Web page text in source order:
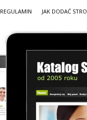
REGULAMIN JAK DODAĆ